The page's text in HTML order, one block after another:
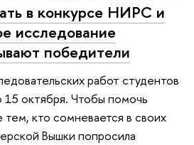
в конкурсе НИРС и
исследование
победители
работ студентов
15 октября. Чтобы помочь
тем, кто сомневается в своих
Вышки попросила